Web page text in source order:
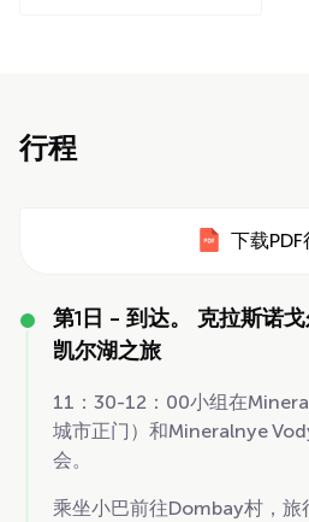
行程
下载PDF
第1日 - 到达。 克拉斯诺
凯尔湖之旅
11：30-12：00小组在
城市正门）和Mineralnye
会。
乘坐小巴前往Dombay村，旅